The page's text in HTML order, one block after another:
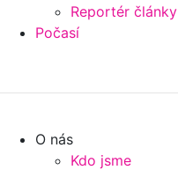
Reportér články
Počasí
O nás
Kdo jsme